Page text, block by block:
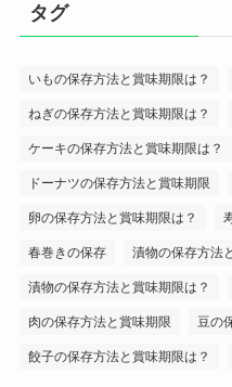
タグ
いもの保存方法と賞味期限は？
ねぎの保存方法と賞味期限は？
ケーキの保存方法と賞味期限は？
ドーナツの保存方法と賞味期限
卵の保存方法と賞味期限は？
春巻きの保存 漬物の保存方法
漬物の保存方法と賞味期限は？
肉の保存方法と賞味期限 豆の
餃子の保存方法と賞味期限は？